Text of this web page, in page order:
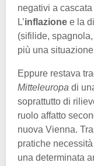
negativi a
L’inflazione e la
(sifilide,
più una
Eppure restava
Mitteleuropa di
soprattutto di
ruolo affatto
nuova Vienna.
pratiche
una determinata